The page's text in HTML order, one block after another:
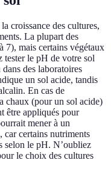
croissance des cultures,
La plupart des
7), mais certains végétaux
tester le pH de votre sol
des laboratoires
un sol acide, tandis
En cas de
chaux (pour un sol acide)
être appliqués pour
mener à un
car certains nutriments
selon le pH. N’oubliez
le choix des cultures